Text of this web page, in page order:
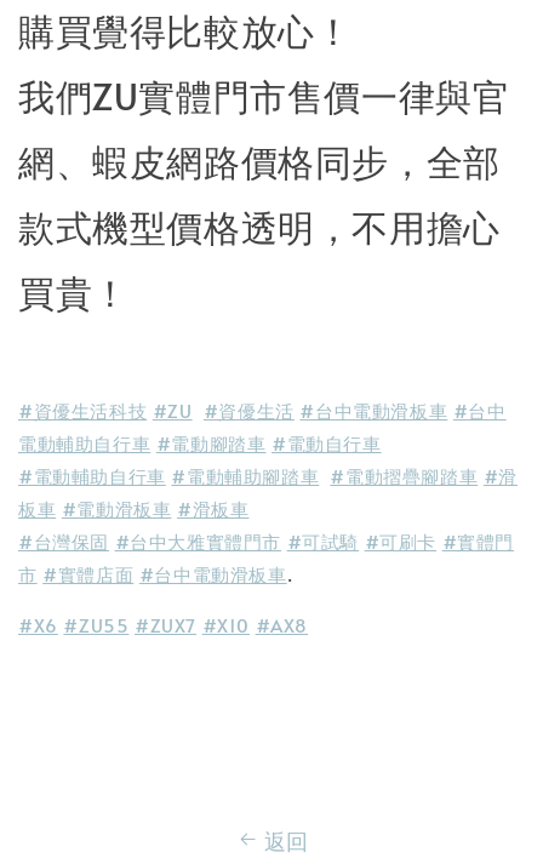
購買覺得比較放心！
我們ZU實體門市售價一律與官
網、蝦皮網路價格同步，全部
款式機型價格透明，不用擔心
買貴！
#資優生活科技 #ZU #資優生活 #台中電動滑板車 #台中
電動輔助自行車 #電動腳踏車 #電動自行車
#電動輔助自行車 #電動輔助腳踏車 #電動摺疊腳踏車 #滑
板車 #電動滑板車 #滑板車
#台灣保固 #台中大雅實體門市 #可試騎 #可刷卡 #實體門
市 #實體店面 #台中電動滑板車.
#X6 #ZU55 #ZUX7 #X10 #AX8
返回